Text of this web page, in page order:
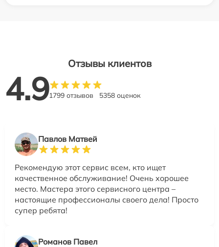
Отзывы клиентов
4.91799 отзывов 5358 оценок
Павлов Матвей
Рекомендую этот сервис всем, кто ищет
качественное обслуживание! Очень хорошее
место. Мастера этого сервисного центра –
настоящие профессионалы своего дела! Просто
супер ребята!
Романов Павел